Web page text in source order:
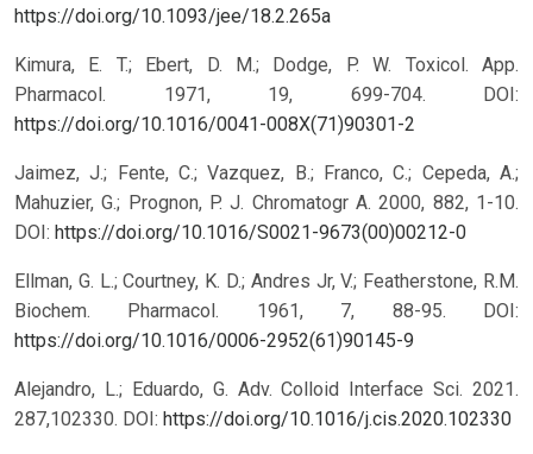
https://doi.org/10.1093/jee/18.2.265a
Kimura, E. T.; Ebert, D. M.; Dodge, P. W. Toxicol. App.
Pharmacol. 1971, 19, 699-704. DOI:
https://doi.org/10.1016/0041-008X(71)90301-2
Jaimez, J.; Fente, C.; Vazquez, B.; Franco, C.; Cepeda, A.;
Mahuzier, G.; Prognon, P. J. Chromatogr A. 2000, 882, 1-10.
DOI: https://doi.org/10.1016/S0021-9673(00)00212-0
Ellman, G. L.; Courtney, K. D.; Andres Jr, V.; Featherstone, R.M.
Biochem. Pharmacol. 1961, 7, 88-95. DOI:
https://doi.org/10.1016/0006-2952(61)90145-9
Alejandro, L.; Eduardo, G. Adv. Colloid Interface Sci. 2021.
287,102330. DOI: https://doi.org/10.1016/j.cis.2020.102330